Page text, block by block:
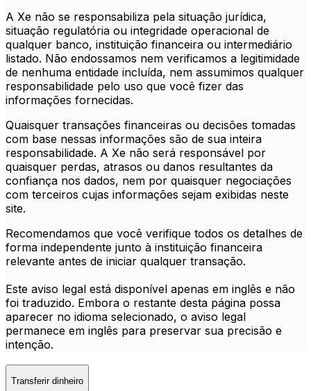
A Xe não se responsabiliza pela situação jurídica,
situação regulatória ou integridade operacional de
qualquer banco, instituição financeira ou intermediário
listado. Não endossamos nem verificamos a legitimidade
de nenhuma entidade incluída, nem assumimos qualquer
responsabilidade pelo uso que você fizer das
informações fornecidas.
Quaisquer transações financeiras ou decisões tomadas
com base nessas informações são de sua inteira
responsabilidade. A Xe não será responsável por
quaisquer perdas, atrasos ou danos resultantes da
confiança nos dados, nem por quaisquer negociações
com terceiros cujas informações sejam exibidas neste
site.
Recomendamos que você verifique todos os detalhes de
forma independente junto à instituição financeira
relevante antes de iniciar qualquer transação.
Este aviso legal está disponível apenas em inglês e não
foi traduzido. Embora o restante desta página possa
aparecer no idioma selecionado, o aviso legal
permanece em inglês para preservar sua precisão e
intenção.
Transferir dinheiro